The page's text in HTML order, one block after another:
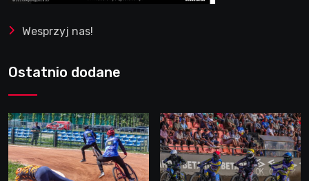
Wesprzyj nas!
Ostatnio dodane